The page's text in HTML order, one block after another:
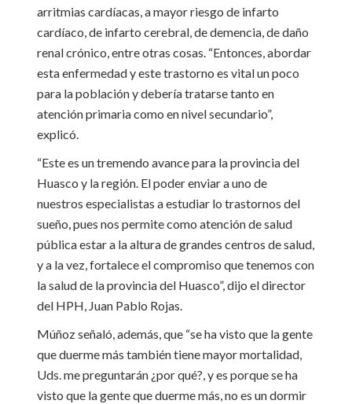
arritmias cardíacas, a mayor riesgo de infarto
cardíaco, de infarto cerebral, de demencia, de daño
renal crónico, entre otras cosas. “Entonces, abordar
esta enfermedad y este trastorno es vital un poco
para la población y debería tratarse tanto en
atención primaria como en nivel secundario”,
explicó.
“Este es un tremendo avance para la provincia del
Huasco y la región. El poder enviar a uno de
nuestros especialistas a estudiar lo trastornos del
sueño, pues nos permite como atención de salud
pública estar a la altura de grandes centros de salud,
y a la vez, fortalece el compromiso que tenemos con
la salud de la provincia del Huasco”, dijo el director
del HPH, Juan Pablo Rojas.
Múñoz señaló, además, que “se ha visto que la gente
que duerme más también tiene mayor mortalidad,
Uds. me preguntarán ¿por qué?, y es porque se ha
visto que la gente que duerme más, no es un dormir